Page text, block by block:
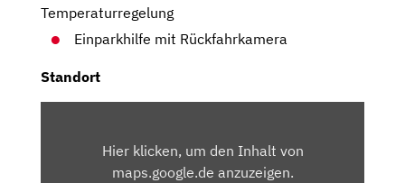
Temperaturregelung
Einparkhilfe mit Rückfahrkamera
Standort
MAPS.GOOGLE.DEHier klicken, um den Inhalt von
maps.google.de anzuzeigen.